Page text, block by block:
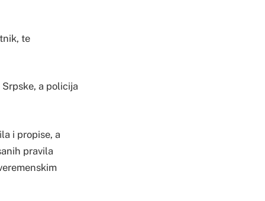
te
a policija
i propise, a
pravila